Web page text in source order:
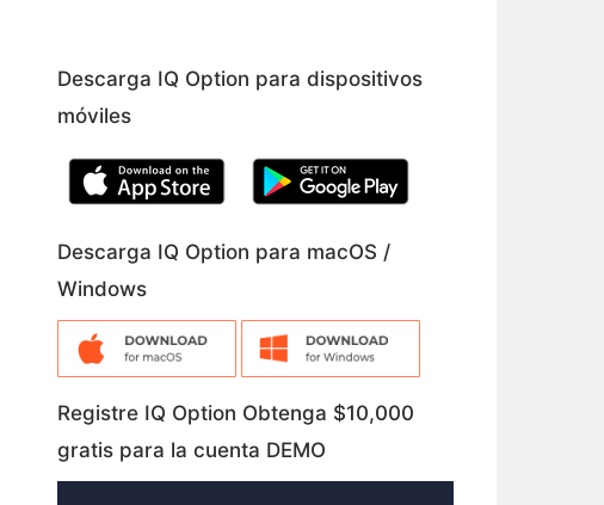
Descarga IQ Option para dispositivos
móviles
Descarga IQ Option para macOS /
Windows
Registre IQ Option Obtenga $10,000
gratis para la cuenta DEMO